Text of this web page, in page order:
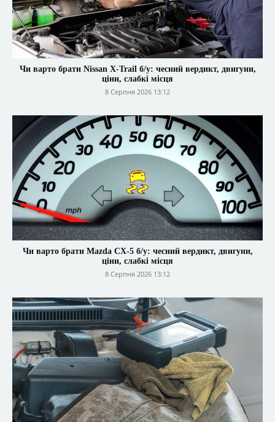
Чи варто брати Nissan X-Trail б/у: чесний вердикт, двигуни,
ціни, слабкі місця
8 Серпня 2026 13:12
Чи варто брати Mazda CX-5 б/у: чесний вердикт, двигуни,
ціни, слабкі місця
8 Серпня 2026 13:12